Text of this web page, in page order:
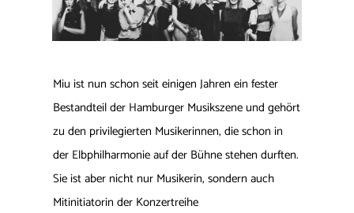
Miu ist nun schon seit einigen Jahren ein fester
Bestandteil der Hamburger Musikszene und gehört
zu den privilegierten Musikerinnen, die schon in
der Elbphilharmonie auf der Bühne stehen durften.
Sie ist aber nicht nur Musikerin, sondern auch
Mitinitiatorin der Konzertreihe